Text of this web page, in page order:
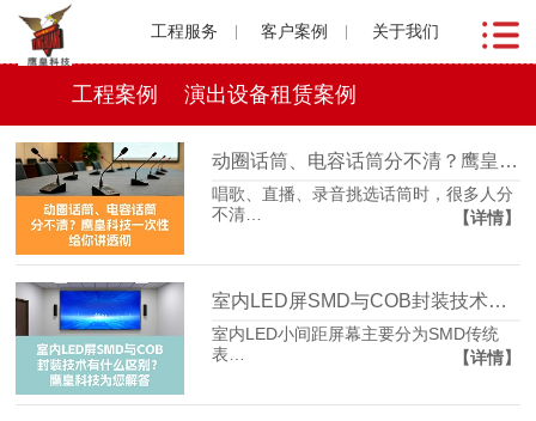
工程服务 客户案例 关于我们
工程案例 演出设备租赁案例
动圈话筒、电容话筒分不清？鹰皇科技一次性给你讲透彻
唱歌、直播、录音挑选话筒时，很多人分
不清…
【详情】
室内LED屏SMD与COB封装技术有什么区别？鹰皇科技为您解答
室内LED小间距屏幕主要分为SMD传统
表…
【详情】